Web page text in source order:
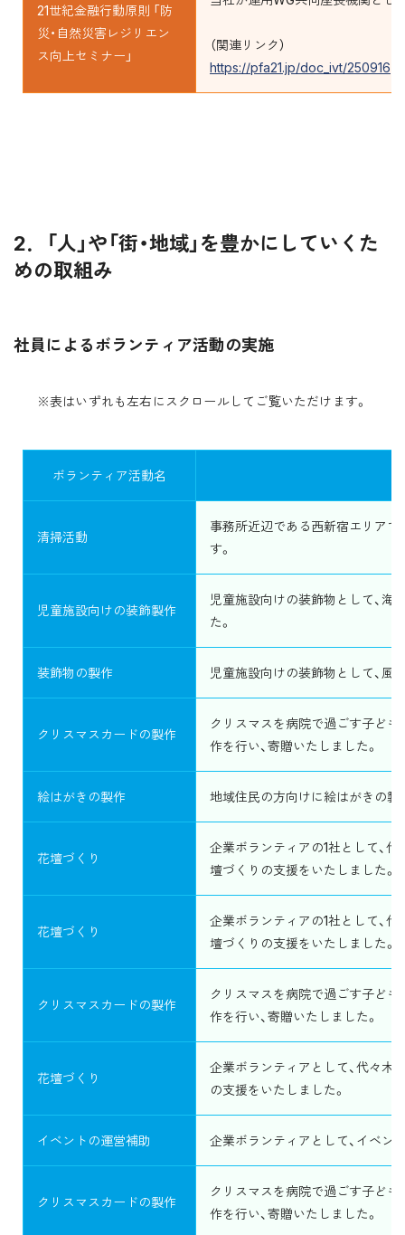
21世紀金融行動原則 「防
災・自然災害レジリエン
ス向上セミナー」
（関連リンク）
https://pfa21.jp/doc_ivt/250916
2．「人」や「街・地域」を豊かにしていくた
めの取組み
社員によるボランティア活動の実施
※表はいずれも左右にスクロールしてご覧いただけます。
ボランティア活動名
清掃活動
事務所近辺である西新宿エリアで
す。
児童施設向けの装飾製作
児童施設向けの装飾物として、海
た。
装飾物の製作 児童施設向けの装飾物として、風
クリスマスカードの製作
クリスマスを病院で過ごす子ど
作を行い、寄贈いたしました。
絵はがきの製作 地域住民の方向けに絵はがきの製
花壇づくり
企業ボランティアの1社として、代
壇づくりの支援をいたしました。
花壇づくり
企業ボランティアの1社として、代
壇づくりの支援をいたしました。
クリスマスカードの製作
クリスマスを病院で過ごす子ど
作を行い、寄贈いたしました。
花壇づくり
企業ボランティアとして、代々木
の支援をいたしました。
イベントの運営補助 企業ボランティアとして、イベン
クリスマスカードの製作
クリスマスを病院で過ごす子ど
作を行い、寄贈いたしました。